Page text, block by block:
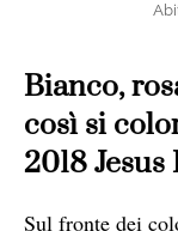
Bianco,
così si
2018 Jesus
Sul fronte dei